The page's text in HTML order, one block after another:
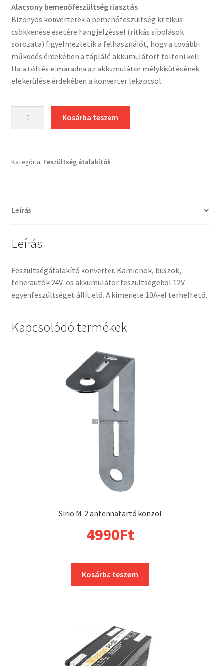
Alacsony bemenőfeszültség riasztás
Bizonyos konverterek a bemenőfeszültség kritikus
csökkenése esetére hangjelzéssel (ritkás sípolások
sorozata) figyelmeztetik a felhasználót, hogy a további
működés érdekében a tápláló akkumulátort tölteni kell.
Ha a töltés elmaradna az akkumulátor mélykisütésének
elekerülése érdekében a konverter lekapcsol.
24V-
10A
Kosárba teszem
Kategória: Feszültség átalakítók
Leírás
Leírás
Feszültségátalakító konverter. Kamionok, buszok,
teherautók 24V-os akkumulátor feszültségéből 12V
egyenfeszültséget állít elő. A kimenete 10A-el terhelhető.
Kapcsolódó termékek
Sirio M-2 antennatartó konzol
4990Ft
Kosárba teszem